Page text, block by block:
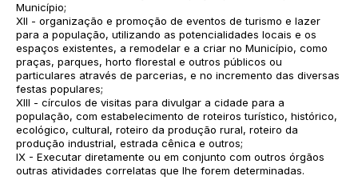
Município;
XII - organização e promoção de eventos de turismo e lazer
para a população, utilizando as potencialidades locais e os
espaços existentes, a remodelar e a criar no Município, como
praças, parques, horto florestal e outros públicos ou
particulares através de parcerias, e no incremento das diversas
festas populares;
XIII - círculos de visitas para divulgar a cidade para a
população, com estabelecimento de roteiros turístico, histórico,
ecológico, cultural, roteiro da produção rural, roteiro da
produção industrial, estrada cênica e outros;
IX - Executar diretamente ou em conjunto com outros órgãos
outras atividades correlatas que lhe forem determinadas.